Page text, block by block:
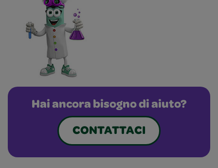
Hai ancora bisogno di aiuto?
CONTATTACI